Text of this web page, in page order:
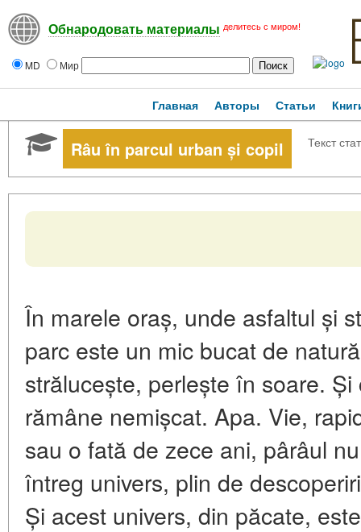
Обнародовать материалы делитесь с миром!
MD Мир
Главная Авторы Статьи
Râu în parcul urban și copil Текст
În marele oraș, unde asfaltul și
parc este un mic bucat de
strălucește, perlește în soare.
rămâne nemișcat. Apa. Vie,
sau o fată de zece ani, pârâul
întreg univers, plin de
Și acest univers, din păcate,